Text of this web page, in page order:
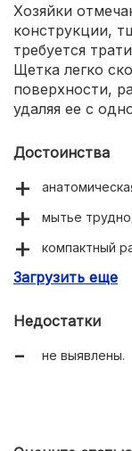
Хозяйки
конструкции,
требуется
Щетка легко
поверхности,
удаляя ее с
Достоинства
мытье
компактный
яркое
Загрузить еще
Недостатки
не выявлены.